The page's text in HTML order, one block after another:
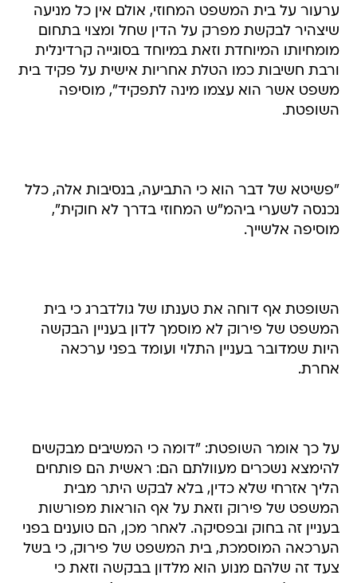
ערעור על בית המשפט המחוזי, אולם אין כל מניעה
שיצהיר לבקשת מפרק על הדין שחל ומצוי בתחום
מומחיותו המיוחדת וזאת במיוחד בסוגייה קרדינלית
ורבת חשיבות כמו הטלת אחריות אישית על פקיד בית
משפט אשר הוא עצמו מינה לתפקיד", מוסיפה
השופטת.
"פשיטא של דבר הוא כי התביעה, בנסיבות אלה, כלל
נכנסה לשערי ביהמ"ש המחוזי בדרך לא חוקית",
מוסיפה אלשייך.
השופטת אף דוחה את טענתו של גולדברג כי בית
המשפט של פירוק לא מוסמך לדון בעניין הבקשה
היות שמדובר בעניין התלוי ועומד בפני ערכאה
אחרת.
על כך אומר השופטת: "דומה כי המשיבים מבקשים
להימצא נשכרים מעוולתם הם: ראשית הם פותחים
הליך אזרחי שלא כדין, בלא לבקש היתר מבית
המשפט של פירוק וזאת על אף הוראות מפורשות
בעניין זה בחוק ובפסיקה. לאחר מכן, הם טוענים בפני
הערכאה המוסמכת, בית המשפט של פירוק, כי בשל
צעד זה שלהם מנוע הוא מלדון בבקשה וזאת כי